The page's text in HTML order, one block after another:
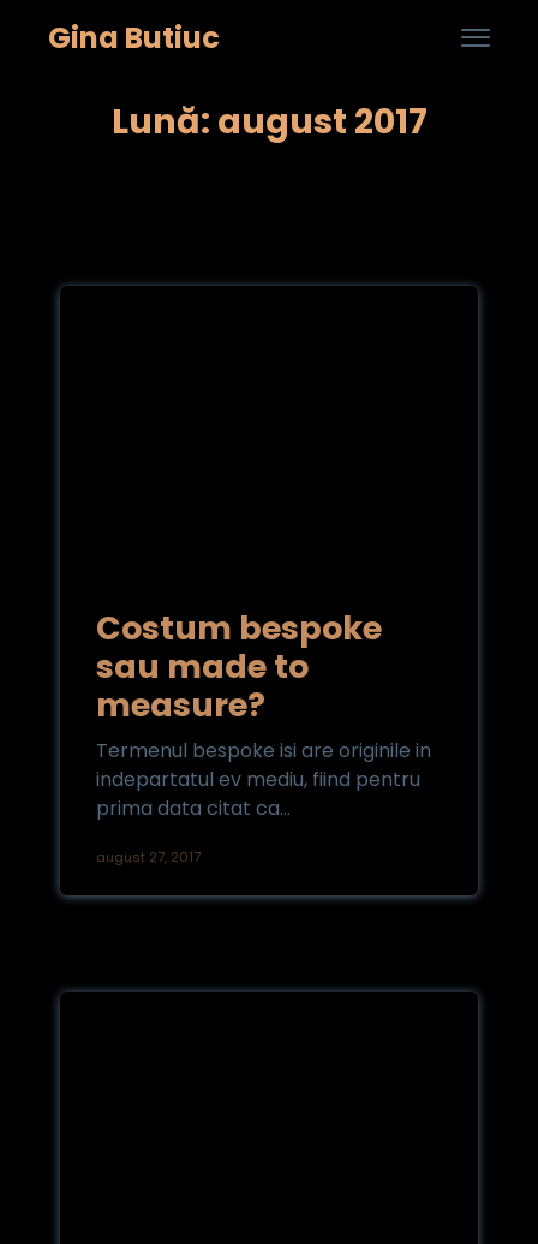
Gina Butiuc
Lună: august 2017
Costum bespoke
sau made to
measure?
Termenul bespoke isi are originile in
indepartatul ev mediu, fiind pentru
prima data citat ca...
august 27, 2017